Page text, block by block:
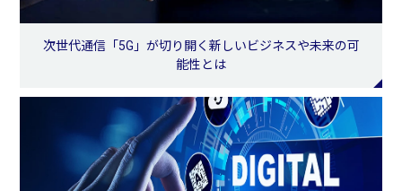
次世代通信「5G」が切り開く新しいビジネスや未来の可
能性とは